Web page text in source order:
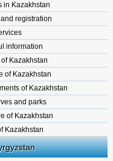
in Kazakhstan
registration
information
Kazakhstan
of Kazakhstan
of Kazakhstan
and parks
of Kazakhstan
Kazakhstan